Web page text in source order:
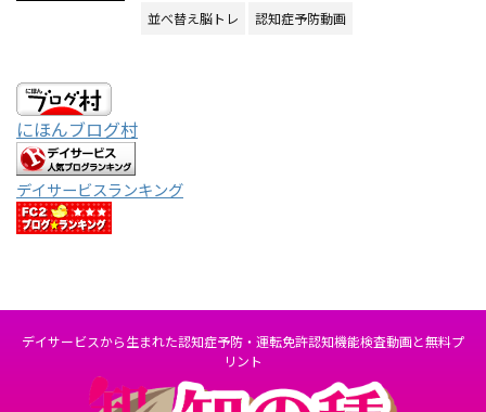
並べ替え脳トレ 認知症予防動画
にほんブログ村
デイサービスランキング
デイサービスから生まれた認知症予防・運転免許認知機能検査動画と無料プ
リント